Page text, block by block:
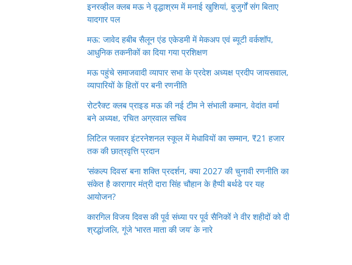
इनरव्हील क्लब मऊ ने वृद्धाश्रम में मनाई खुशियां, बुजुर्गों संग बिताए
यादगार पल
मऊ: जावेद हबीब सैलून एंड एकेडमी में मेकअप एवं ब्यूटी वर्कशॉप,
आधुनिक तकनीकों का दिया गया प्रशिक्षण
मऊ पहुंचे समाजवादी व्यापार सभा के प्रदेश अध्यक्ष प्रदीप जायसवाल,
व्यापारियों के हितों पर बनी रणनीति
रोटरैक्ट क्लब प्राइड मऊ की नई टीम ने संभाली कमान, वेदांत वर्मा
बने अध्यक्ष, रचित अग्रवाल सचिव
लिटिल फ्लावर इंटरनेशनल स्कूल में मेधावियों का सम्मान, ₹21 हजार
तक की छात्रवृत्ति प्रदान
‘संकल्प दिवस’ बना शक्ति प्रदर्शन, क्या 2027 की चुनावी रणनीति का
संकेत है कारागार मंत्री दारा सिंह चौहान के हैप्पी बर्थडे पर यह
आयोजन?
कारगिल विजय दिवस की पूर्व संध्या पर पूर्व सैनिकों ने वीर शहीदों को दी
श्रद्धांजलि, गूंजे ‘भारत माता की जय’ के नारे